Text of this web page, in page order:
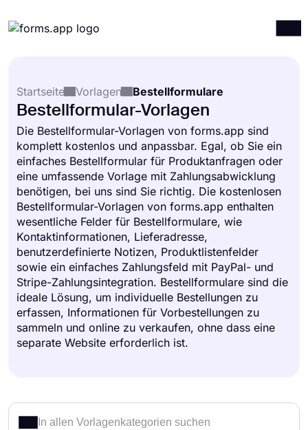
Integrationen
Ressourcen
Preise
Startseite
Vorlagen Bestellformulare
Bestellformular-Vorlagen
Die Bestellformular-Vorlagen von forms.app sind
komplett kostenlos und anpassbar. Egal, ob Sie ein
einfaches Bestellformular für Produktanfragen oder
eine umfassende Vorlage mit Zahlungsabwicklung
benötigen, bei uns sind Sie richtig. Die kostenlosen
Bestellformular-Vorlagen von forms.app enthalten
wesentliche Felder für Bestellformulare, wie
Kontaktinformationen, Lieferadresse,
benutzerdefinierte Notizen, Produktlistenfelder
sowie ein einfaches Zahlungsfeld mit PayPal- und
Stripe-Zahlungsintegration. Bestellformulare sind die
ideale Lösung, um individuelle Bestellungen zu
erfassen, Informationen für Vorbestellungen zu
sammeln und online zu verkaufen, ohne dass eine
separate Website erforderlich ist.